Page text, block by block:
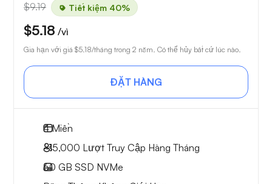
$9.19 Tiết kiệm 40%
$5.18 /vì
Gia hạn với giá $5.18/tháng trong 2 năm. Có thể hủy bất cứ lúc nào.
ĐẶT HÀNG
4Miền
~15,000 Lượt Truy Cập Hàng Tháng
60 GB SSD NVMe